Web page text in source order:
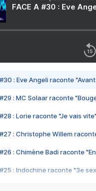
FACE A #30 : Eve
#30 : Eve Angeli raconte
#29 : MC Solaar raconte
#28 : Lorie raconte "Je vais vite"
#27 : Christophe Willem
#26 : Chimène Badi raconte
#25 : Indochine raconte "3e